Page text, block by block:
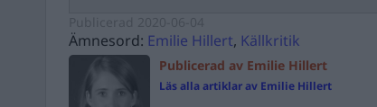
Ämnesord: Emilie Hillert, Källkritik
Publicerad av Emilie Hillert
Läs alla artiklar av Emilie Hillert